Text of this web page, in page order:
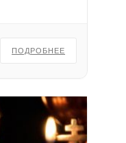
ПОДРОБНЕЕ